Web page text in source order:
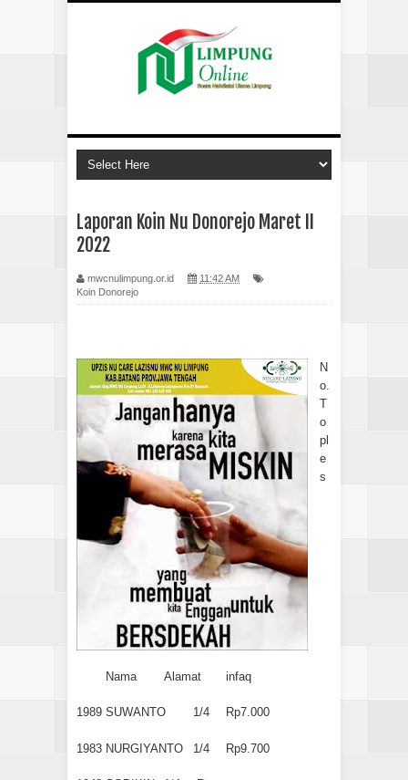
Laporan Koin Nu Donorejo Maret II
2022
mwcnulimpung.or.id
11:42 AM
Koin Donorejo
N
o.
T
o
pl
e
s
Nama Alamat infaq
1989 SUWANTO 1/4 Rp7.000
1983 NURGIYANTO 1/4 Rp9.700